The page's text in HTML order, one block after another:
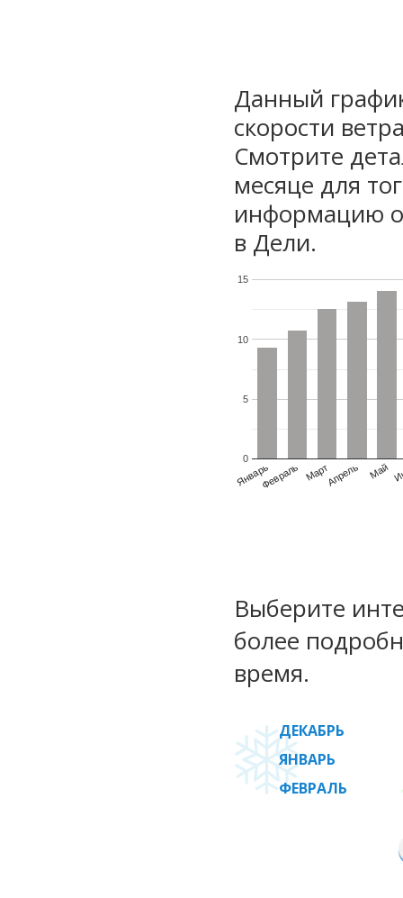
Данный
скорости
Смотрите
месяце для
информацию о
в Дели.
ЯнварьФевраль МартАпрель Май
0
5
10
15
Выберите
более
время.
ДЕКАБРЬ
ЯНВАРЬ
ФЕВРАЛЬ